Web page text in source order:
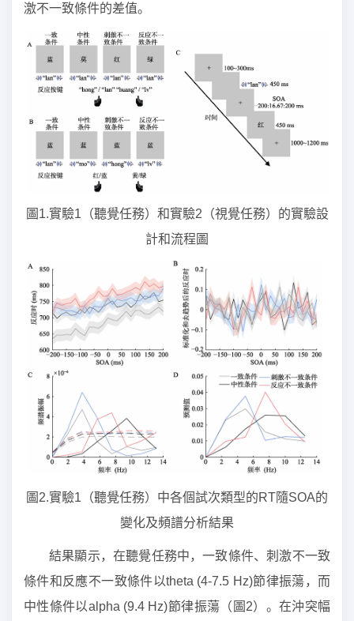
激不一致條件的差值。
圖1.實驗1（聽覺任務）和實驗2（視覺任務）的實驗設
計和流程圖
圖2.實驗1（聽覺任務）中各個試次類型的RT隨SOA的
變化及頻譜分析結果
結果顯示，在聽覺任務中，一致條件、刺激不一致
條件和反應不一致條件以theta (4-7.5 Hz)節律振蕩，而
中性條件以alpha (9.4 Hz)節律振蕩（圖2）。在沖突幅